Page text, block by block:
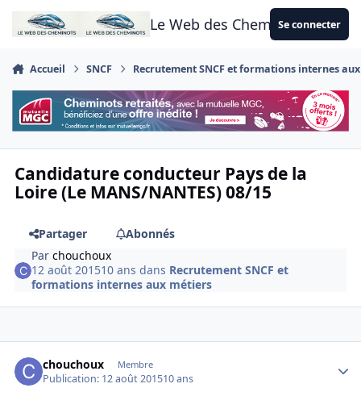
Aller au contenu
Le Web des CheminotsSe connecter
Accueil SNCF Recrutement SNCF et formations internes
Candidature conducteur Pays de la
Loire (Le MANS/NANTES) 08/15
Partager
Abonnés
Parchouchoux
12 août 201510 ans dans Recrutement SNCF et
formations internes aux métiers
chouchoux Membre
Publication: 12 août 201510 ans